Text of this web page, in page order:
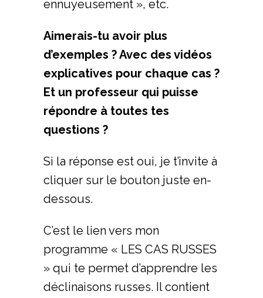
ennuyeusement », etc.
Aimerais-tu avoir plus
d’exemples ? Avec des vidéos
explicatives pour chaque cas ?
Et un professeur qui puisse
répondre à toutes tes
questions ?
Si la réponse est oui, je t’invite à
cliquer sur le bouton juste en-
dessous.
C’est le lien vers mon
programme « LES CAS RUSSES
» qui te permet d’apprendre les
déclinaisons russes. Il contient